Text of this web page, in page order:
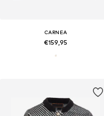
CARNEA
€159,95